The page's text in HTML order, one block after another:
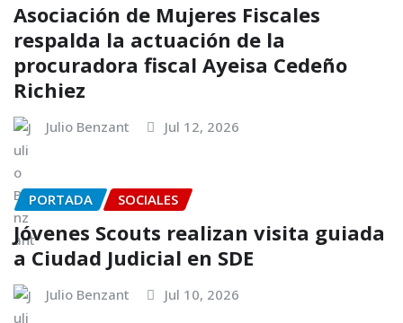
Asociación de Mujeres Fiscales
respalda la actuación de la
procuradora fiscal Ayeisa Cedeño
Richiez
Julio Benzant Jul 12, 2026
PORTADA SOCIALES
Jóvenes Scouts realizan visita guiada
a Ciudad Judicial en SDE
Julio Benzant Jul 10, 2026